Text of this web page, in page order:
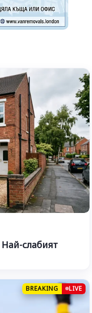
слабият
BREAKING LIVE